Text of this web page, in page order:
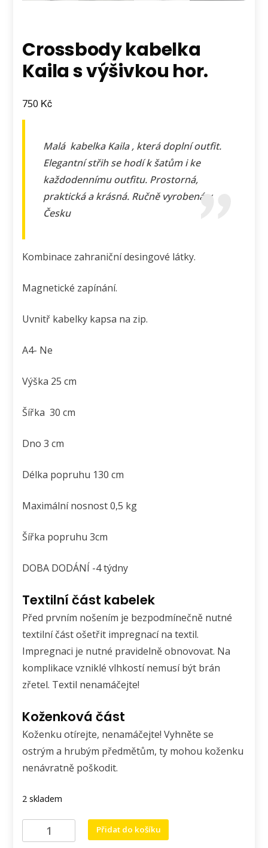
Crossbody kabelka
Kaila s výšivkou hor.
750 Kč
Malá kabelka Kaila , která doplní outfit.
Elegantní střih se hodí k šatům i ke
každodennímu outfitu. Prostorná,
praktická a krásná. Ručně vyrobená v
Česku
Kombinace zahraniční desingové látky.
Magnetické zapínání.
Uvnitř kabelky kapsa na zip.
A4- Ne
Výška 25 cm
Šířka 30 cm
Dno 3 cm
Délka popruhu 130 cm
Maximální nosnost 0,5 kg
Šířka popruhu 3cm
DOBA DODÁNÍ -4 týdny
Textilní část kabelek
Před prvním nošením je bezpodmínečně nutné
textilní část ošetřit impregnací na textil.
Impregnaci je nutné pravidelně obnovovat. Na
komplikace vzniklé vlhkostí nemusí být brán
zřetel. Textil nenamáčejte!
Koženková část
Koženku otírejte, nenamáčejte! Vyhněte se
ostrým a hrubým předmětům, ty mohou koženku
nenávratně poškodit.
2 skladem
Crossbody
kabelka
Přidat do košíku